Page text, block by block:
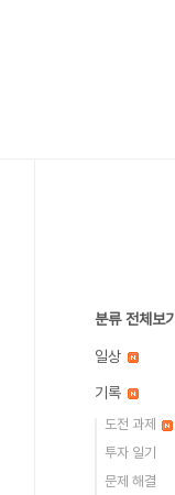
분류 전체보기
일상
기록
도전 과제
투자 일기
문제 해결